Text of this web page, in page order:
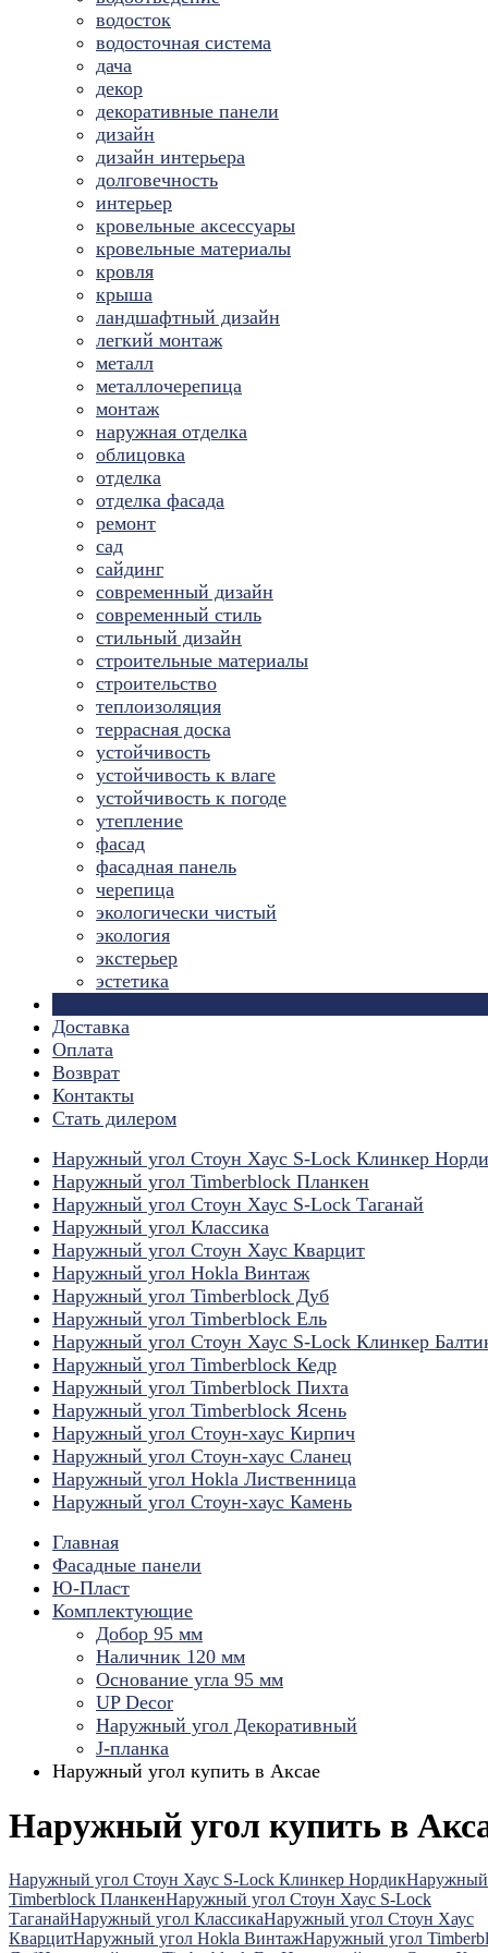
водосток
водосточная система
дача
декор
декоративные панели
дизайн
дизайн интерьера
долговечность
интерьер
кровельные аксессуары
кровельные материалы
кровля
крыша
ландшафтный дизайн
легкий монтаж
металл
металлочерепица
монтаж
наружная отделка
облицовка
отделка
отделка фасада
ремонт
сад
сайдинг
современный дизайн
современный стиль
стильный дизайн
строительные материалы
строительство
теплоизоляция
террасная доска
устойчивость
устойчивость к влаге
устойчивость к погоде
утепление
фасад
фасадная панель
черепица
экологически чистый
экология
экстерьер
эстетика
Доставка
Оплата
Возврат
Контакты
Стать дилером
Наружный угол Стоун Хаус S-Lock Клинкер
Наружный угол Timberblock Планкен
Наружный угол Стоун Хаус S-Lock Таганай
Наружный угол Классика
Наружный угол Стоун Хаус Кварцит
Наружный угол Hokla Винтаж
Наружный угол Timberblock Дуб
Наружный угол Timberblock Ель
Наружный угол Стоун Хаус S-Lock Клинкер
Наружный угол Timberblock Кедр
Наружный угол Timberblock Пихта
Наружный угол Timberblock Ясень
Наружный угол Стоун-хаус Кирпич
Наружный угол Стоун-хаус Сланец
Наружный угол Hokla Лиственница
Наружный угол Стоун-хаус Камень
Главная
Фасадные панели
Ю-Пласт
Комплектующие
Добор 95 мм
Наличник 120 мм
Основание угла 95 мм
UP Decor
Наружный угол Декоративный
J-планка
Наружный угол купить в Аксае
Наружный угол купить в
Наружный угол Стоун Хаус S-Lock Клинкер НордикНаружный
Timberblock ПланкенНаружный угол Стоун Хаус S-Lock
ТаганайНаружный угол КлассикаНаружный угол Стоун Хаус
КварцитНаружный угол Hokla ВинтажНаружный угол